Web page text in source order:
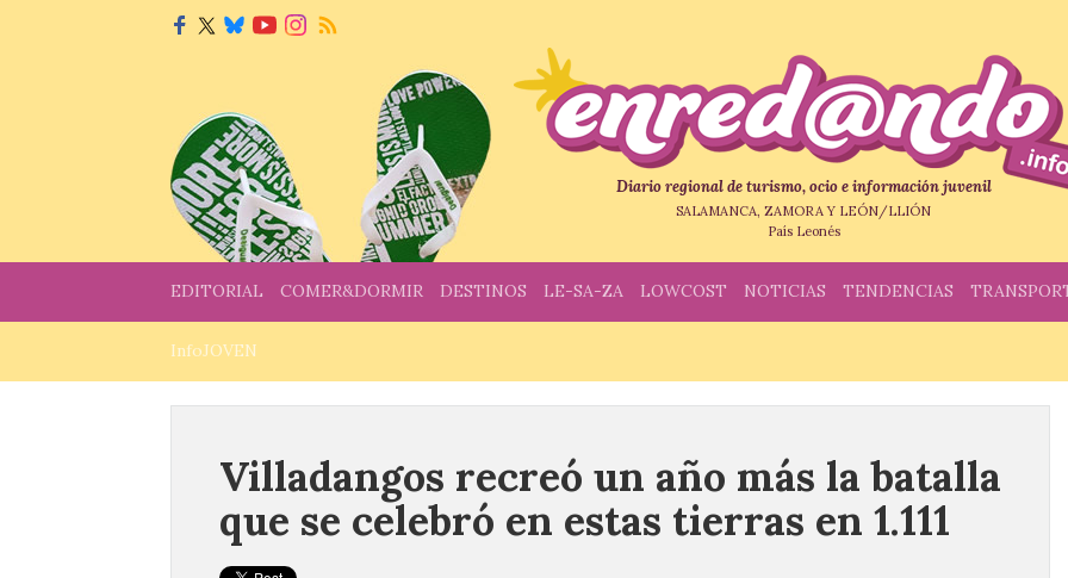
Diario regional de turismo, ocio e información juvenil
SALAMANCA, ZAMORA Y LEÓN/LLIÓN
País Leonés
EDITORIAL COMER&DORMIR DESTINOS LE-SA-ZA LOWCOST NOTICIAS TENDENCIAS
InfoJOVEN
Villadangos recreó un año más la batalla
que se celebró en estas tierras en 1.111